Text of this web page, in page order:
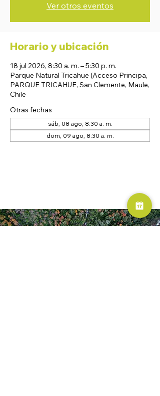
Ver otros eventos
Horario y ubicación
18 jul 2026, 8:30 a. m. – 5:30 p. m.
Parque Natural Tricahue (Acceso Principa,
PARQUE TRICAHUE, San Clemente, Maule,
Chile
Otras fechas
sáb, 08 ago, 8:30 a. m.
dom, 09 ago, 8:30 a. m.